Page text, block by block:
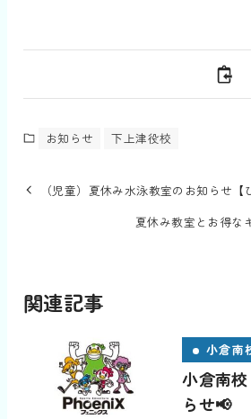
お知らせ 下上津役校
（児童）夏休み水泳教室のお知らせ【
夏休み教室とお得な
関連記事
小倉南
小倉南
らせ📢